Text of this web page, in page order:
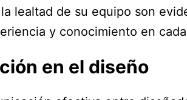
lealtad de su equipo son
y conocimiento en
en el diseño